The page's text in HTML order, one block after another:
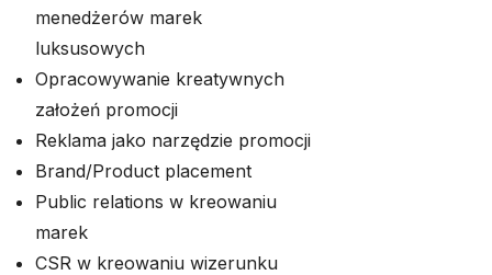
menedżerów marek
luksusowych
Opracowywanie kreatywnych
założeń promocji
Reklama jako narzędzie promocji
Brand/Product placement
Public relations w kreowaniu
marek
CSR w kreowaniu wizerunku